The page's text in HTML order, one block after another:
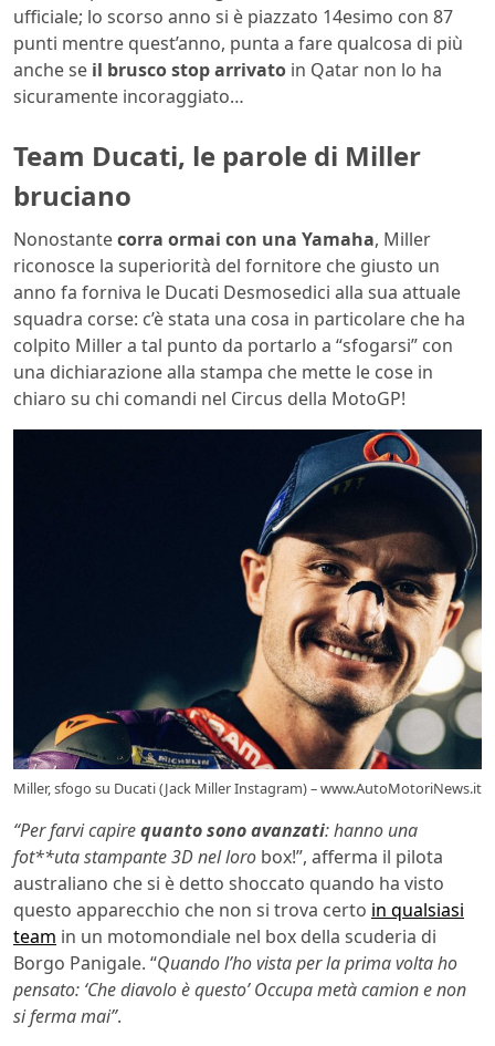
ufficiale; lo scorso anno si è piazzato 14esimo con 87
punti mentre quest’anno, punta a fare qualcosa di più
anche se il brusco stop arrivato in Qatar non lo ha
sicuramente incoraggiato…
Team Ducati, le parole di Miller
bruciano
Nonostantecorra ormai con una Yamaha, Miller
riconosce la superiorità del fornitore che giusto un
anno fa forniva le Ducati Desmosedici alla sua attuale
squadra corse: c’è stata una cosa in particolare che ha
colpito Miller a tal punto da portarlo a “sfogarsi” con
una dichiarazione alla stampa che mette le cose in
chiaro su chi comandi nel Circus della MotoGP!
Miller, sfogo su Ducati (Jack Miller Instagram) – www.AutoMotoriNews.it
“Per farvi capirequanto sono avanzati: hanno una
fot**uta stampante 3D nel loro box!”, afferma il pilota
australiano che si è detto shoccato quando ha visto
questo apparecchio che non si trova certo in qualsiasi
team in un motomondiale nel box della scuderia di
Borgo Panigale. “Quando l’ho vista per la prima volta ho
pensato: ‘Che diavolo è questo’ Occupa metà camion e non
si ferma mai”.